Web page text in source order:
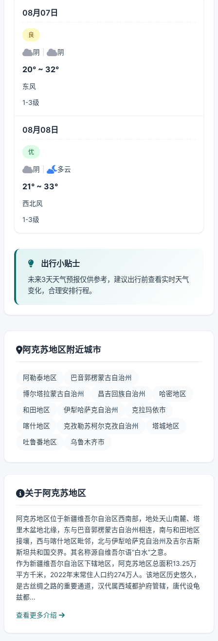
08月07日
良
阴 阴
20° ~ 32°
东风
1-3级
08月08日
优
阴 多云
21° ~ 33°
西北风
1-3级
出行小贴士
未来3天天气预报仅供参考，建议出行前查看实时天气
变化，合理安排行程。
阿克苏地区附近城市
阿勒泰地区 巴音郭楞蒙古自治州
博尔塔拉蒙古自治州 昌吉回族自治州 哈密地区
和田地区 伊犁哈萨克自治州 克拉玛依市
喀什地区 克孜勒苏柯尔克孜自治州 塔城地区
吐鲁番地区 乌鲁木齐市
关于阿克苏地区
阿克苏地区位于新疆维吾尔自治区西南部，地处天山南麓、塔
里木盆地北缘，东与巴音郭楞蒙古自治州相连，南与和田地区
接壤，西与喀什地区毗邻，北与伊犁哈萨克自治州及吉尔吉斯
斯坦共和国交界。其名称源自维吾尔语“白水”之意。
作为新疆维吾尔自治区下辖地区，阿克苏地区总面积13.25万
平方千米，2022年末常住人口约274万人。该地区历史悠久，
是古丝绸之路的重要通道，汉代属西域都护府管辖，唐代设龟
兹都...
查看更多介绍